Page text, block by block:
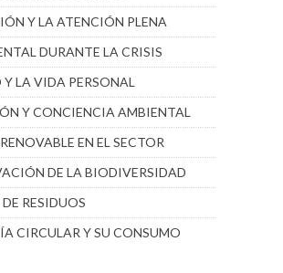
Y LA ATENCIÓN PLENA
DURANTE LA CRISIS
LA VIDA PERSONAL
Y CONCIENCIA AMBIENTAL
EN EL SECTOR
DE LA BIODIVERSIDAD
RESIDUOS
CIRCULAR Y SU CONSUMO